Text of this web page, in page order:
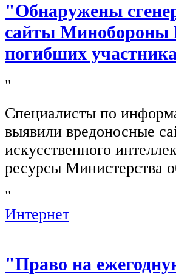
"Обнаружены
сайты Минобороны
погибших
"
Специалисты по
выявили вредоносные
искусственного
ресурсы Министерства
"
Интернет
"Право на